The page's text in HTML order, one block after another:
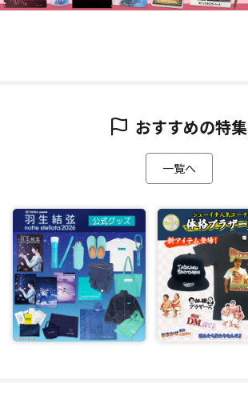
おすすめの特集
一覧へ